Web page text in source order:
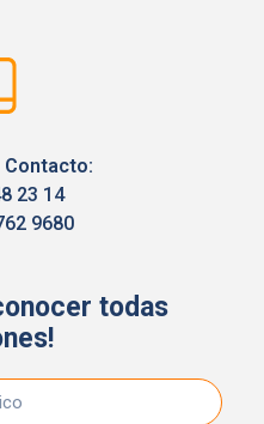
Contacto:
23 14
9680
todas